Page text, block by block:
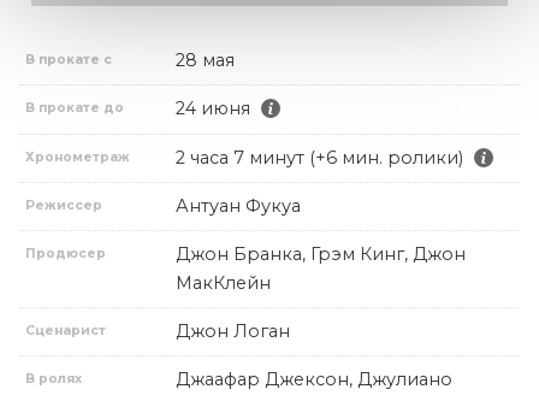
В прокате с 28 мая
В прокате до 24 июня
Хронометраж 2 часа 7 минут (+6 мин. ролики)
Режиссер Антуан Фукуа
Продюсер
Джон Бранка, Грэм Кинг, Джон
МакКлейн
Сценарист Джон Логан
В ролях
Джаафар Джексон, Джулиано